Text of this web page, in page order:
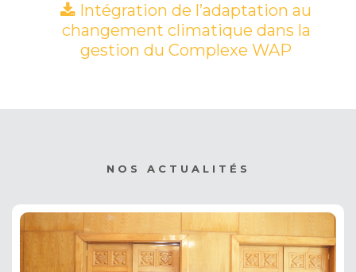
Intégration de l’adaptation au
changement climatique dans la
gestion du Complexe WAP
NOS ACTUALITÉS